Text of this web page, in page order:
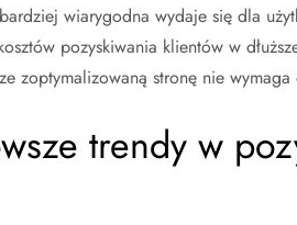
wiarygodna wydaje się dla
pozyskiwania klientów w
zoptymalizowaną stronę nie
trendy w